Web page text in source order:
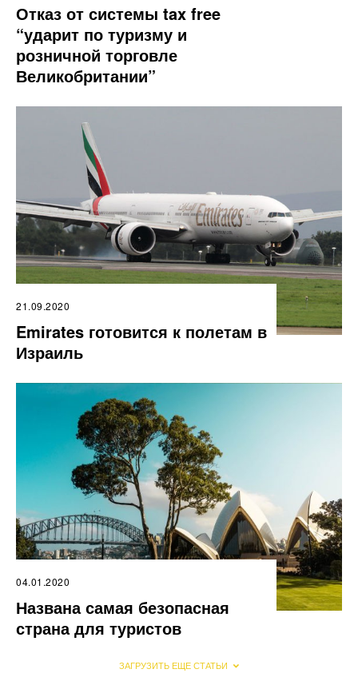
Отказ от системы tax free
“ударит по туризму и
розничной торговле
Великобритании”
21.09.2020
Emirates готовится к полетам в
Израиль
04.01.2020
Названа самая безопасная
страна для туристов
ЗАГРУЗИТЬ ЕЩЕ СТАТЬИ